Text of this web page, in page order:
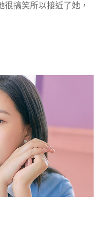
搞笑所以接近了她，